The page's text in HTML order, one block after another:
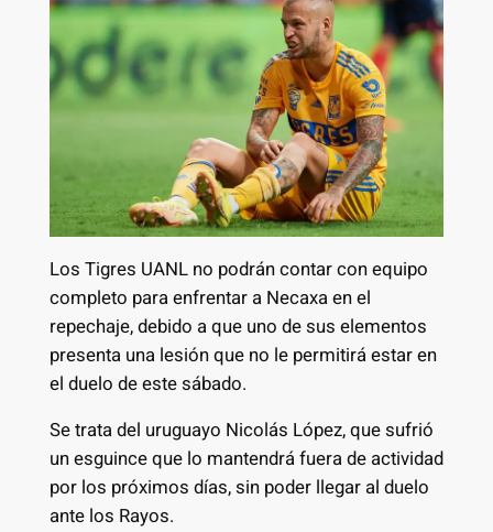
Los Tigres UANL no podrán contar con equipo
completo para enfrentar a Necaxa en el
repechaje, debido a que uno de sus elementos
presenta una lesión que no le permitirá estar en
el duelo de este sábado.
Se trata del uruguayo Nicolás López, que sufrió
un esguince que lo mantendrá fuera de actividad
por los próximos días, sin poder llegar al duelo
ante los Rayos.